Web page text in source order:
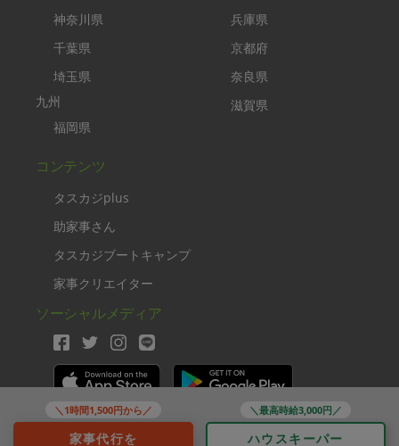
＼1時間1,500円から／
家事代行を
＼最高時給3,000円／
ハウスキーパー
神奈川県
千葉県
埼玉県
九州
福岡県
兵庫県
京都府
奈良県
滋賀県
コンテンツ
タスカジplus
助家事さん
タスカジブートキャンプ
家事クリエイター
ソーシャルメディア